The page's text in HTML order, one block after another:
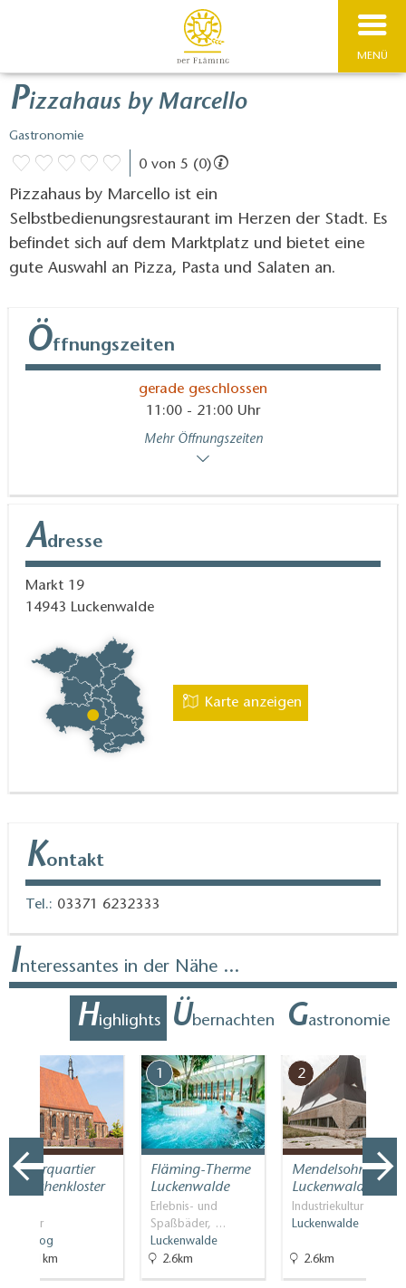
MENÜ
Pizzahaus by Marcello
Gastronomie
0 von 5 (0)
Pizzahaus by Marcello ist ein
Selbstbedienungsrestaurant im Herzen der Stadt. Es
befindet sich auf dem Marktplatz und bietet eine
gute Auswahl an Pizza, Pasta und Salaten an.
Öffnungszeiten
gerade geschlossen
11:00 - 21:00 Uhr
Mehr Öffnungszeiten
Adresse
Markt 19
14943 Luckenwalde
Karte anzeigen
Kontakt
Tel.: 03371 6232333
Interessantes in der Nähe ...
Highlights Übernachten Gastronomie
Kulturquartier
Mönchenkloster
Klöster
Jüterbog
15.1km
1
Fläming-Therme
Luckenwalde
Erlebnis- und
Spaßbäder, …
Luckenwalde
2.6km
2
Mendelsohnhalle
Luckenwalde
Industriekultur
Luckenwalde
2.6km